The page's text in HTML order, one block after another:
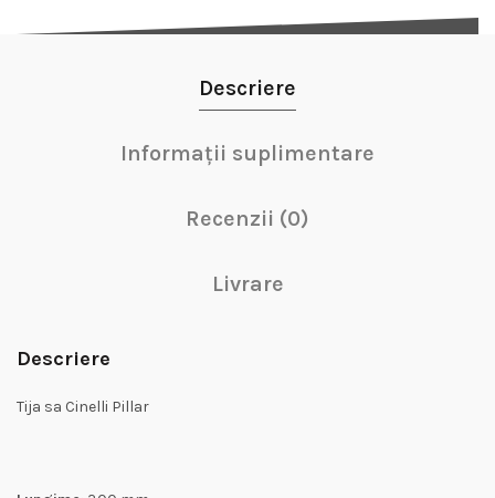
Descriere
Informații suplimentare
Recenzii (0)
Livrare
Descriere
Tija sa Cinelli Pillar